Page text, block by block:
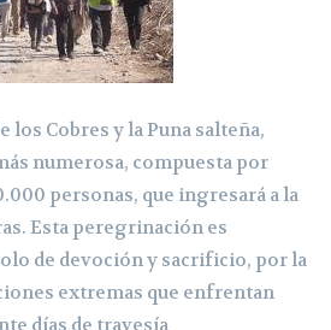
los Cobres y la Puna salteña,
numerosa, compuesta por
personas, que ingresará a la
Esta peregrinación es
de devoción y sacrificio, por la
extremas que enfrentan